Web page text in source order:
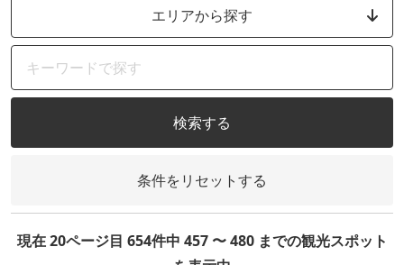
エリアから探す
検索する
条件をリセットする
現在 20ページ目 654件中 457 〜 480 までの観光スポット